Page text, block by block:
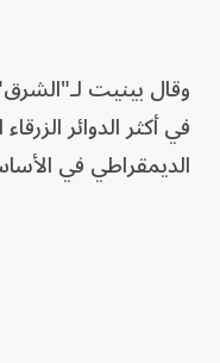
وقال بينيت
في أكثر الدوائر
الديمقراطي في